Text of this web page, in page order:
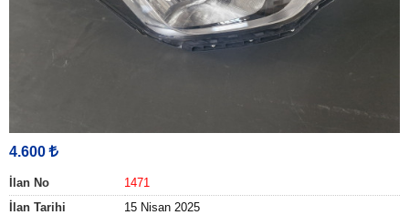
4.600
İlan No
1471
İlan Tarihi
15 Nisan 2025